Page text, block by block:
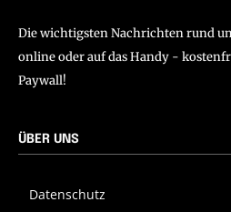
Die wichtigsten Nachrichten rund
online oder auf das Handy -
Paywall!
ÜBER UNS
Datenschutz